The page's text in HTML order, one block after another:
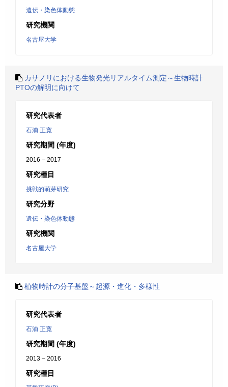
遺伝・染色体動態
研究機関
名古屋大学
カサノリにおける生物発光リアルタイム測定～生物時計
PTOの解明に向けて
研究代表者
石浦 正寛
研究期間 (年度)
2016 – 2017
研究種目
挑戦的萌芽研究
研究分野
遺伝・染色体動態
研究機関
名古屋大学
植物時計の分子基盤～起源・進化・多様性
研究代表者
石浦 正寛
研究期間 (年度)
2013 – 2016
研究種目